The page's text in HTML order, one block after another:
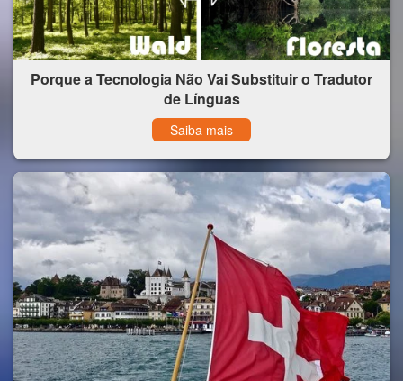
Porque a Tecnologia Não Vai Substituir o Tradutor
de Línguas
Saiba mais